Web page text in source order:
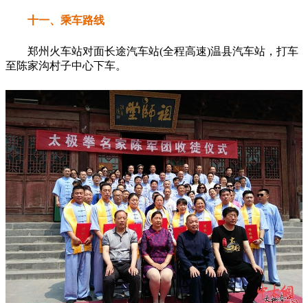
十一、乘车路线
郑州火车站对面长途汽车站(全程高速)温县汽车站，打车
至陈家沟村子中心下车。